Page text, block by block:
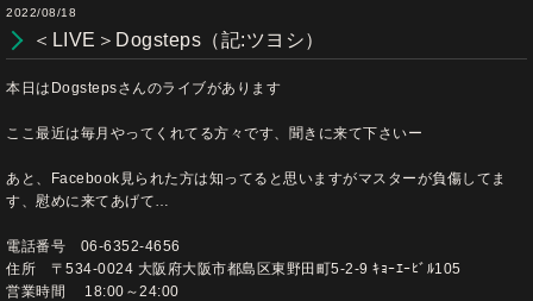
2022/08/18
＜LIVE＞Dogsteps（記:ツヨシ）
本日はDogstepsさんのライブがあります
ここ最近は毎月やってくれてる方々です、聞きに来て下さいー
あと、Facebook見られた方は知ってると思いますがマスターが負傷してま
す、慰めに来てあげて…
電話番号 06-6352-4656
住所 〒534-0024 大阪府大阪市都島区東野田町5-2-9 ｷｮｰｴｰﾋﾞﾙ105
営業時間 18:00～24:00